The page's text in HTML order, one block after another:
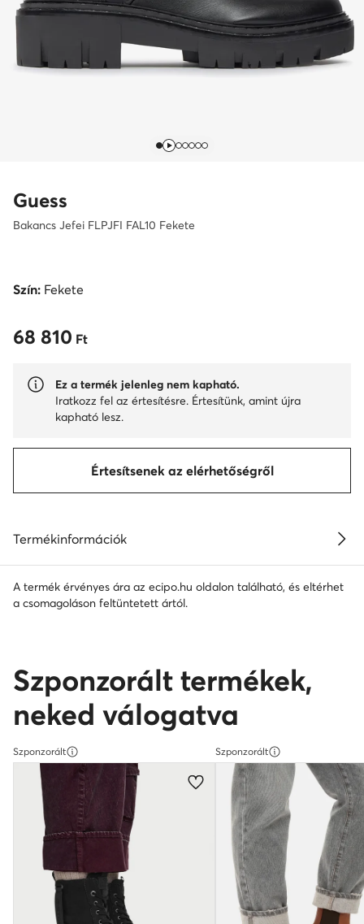
Guess
Bakancs Jefei FLPJFI FAL10 Fekete
Szín: Fekete
68 810 Ft
68 810 Ft
Ez a termék jelenleg nem kapható.
Iratkozz fel az értesítésre. Értesítünk, amint újra
kapható lesz.
Értesítsenek az elérhetőségről
Termékinformációk
A termék érvényes ára az ecipo.hu oldalon található, és eltérhet
a csomagoláson feltüntetett ártól.
Szponzorált termékek,
neked válogatva
Szponzorált Szponzorált